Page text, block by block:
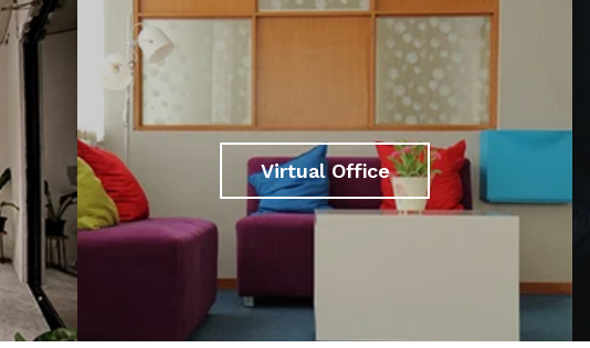
Virtual Office